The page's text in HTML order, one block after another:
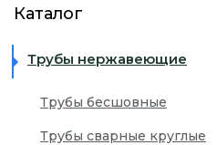
КОМПЛЕКСНОЕ СНАБЖЕНИЕ
Каталог
Трубы нержавеющие
Трубы бесшовные
Трубы сварные круглые